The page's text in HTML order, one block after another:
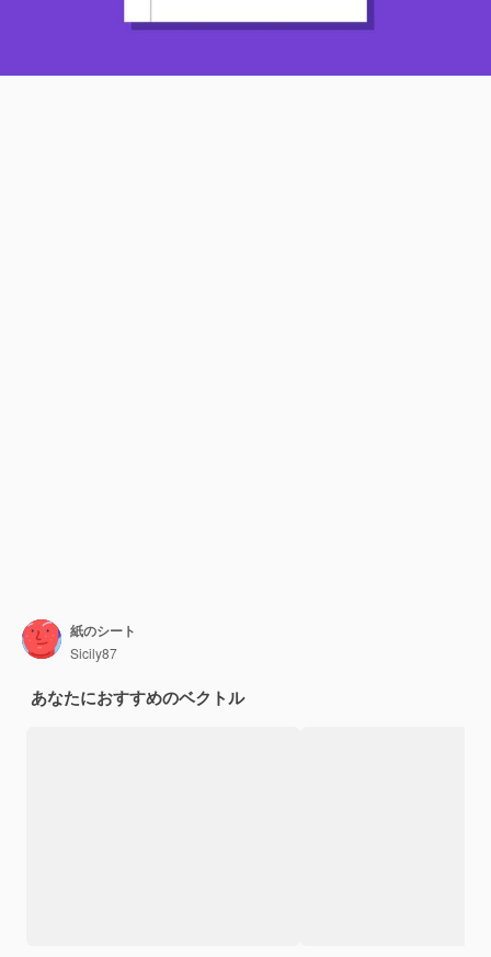
紙のシート
Sicily87
あなたにおすすめのベクトル